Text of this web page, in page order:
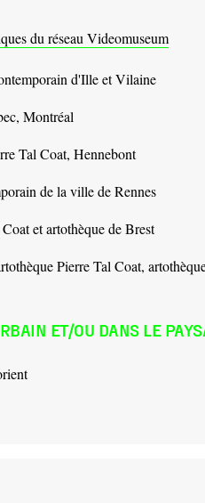
du réseau Videomuseum
d'Ille et Vilaine
Montréal
Tal Coat, Hennebont
de la ville de Rennes
et artothèque de Brest
Pierre Tal Coat,
ET/OU DANS LE